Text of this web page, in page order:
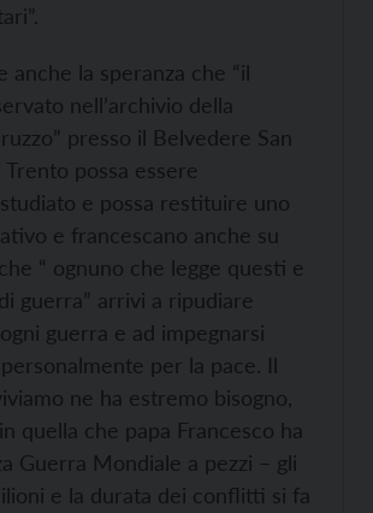
anche la speranza che “il
nell’archivio della
presso il Belvedere San
possa essere
e possa restituire uno
e francescano anche su
“ ognuno che legge questi e
guerra” arrivi a ripudiare
guerra e ad impegnarsi
per la pace. Il
ne ha estremo bisogno,
quella che papa Francesco ha
Guerra Mondiale a pezzi – gli
e la durata dei conflitti si fa